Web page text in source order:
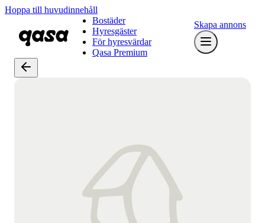
Hoppa till huvudinnehåll
Bostäder
Hyresgäster
För hyresvärdar
Qasa Premium
Skapa annons